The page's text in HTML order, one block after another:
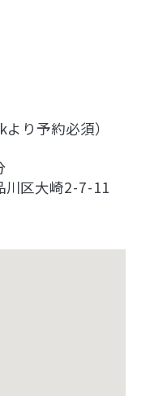
り予約必須）
川区大崎2-7-11